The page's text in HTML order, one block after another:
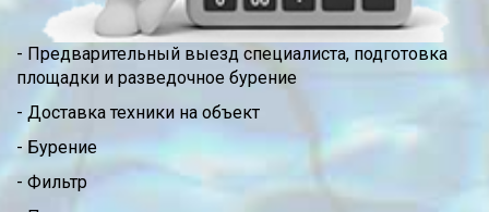
- Предварительный выезд специалиста, подготовка
площадки и разведочное бурение
- Доставка техники на объект
- Бурение
- Фильтр